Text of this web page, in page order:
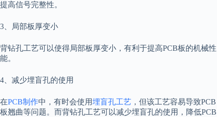
提高信号完整性。
3、局部板厚变小
背钻孔工艺可以使得局部板厚变小，有利于提高PCB板的机械性
能。
4、减少埋盲孔的使用
在PCB制作中，有时会使用埋盲孔工艺 ，但该工艺容易导致PCB
板翘曲等问题。而背钻孔工艺可以减少埋盲孔的使用，降低PCB